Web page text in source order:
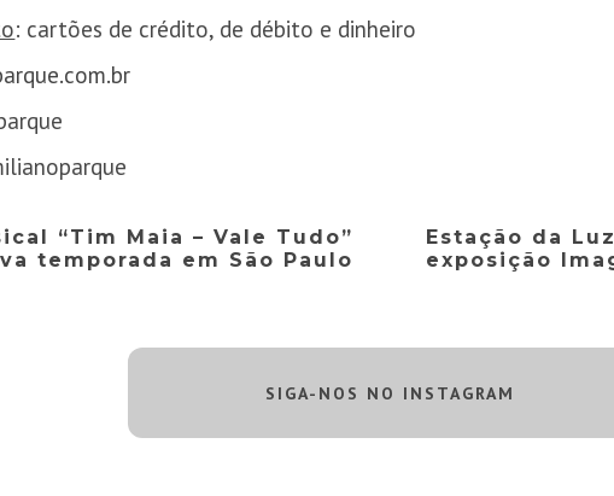
: cartões de crédito, de débito e dinheiro
“Tim Maia – Vale Tudo”
temporada em São Paulo
Estação da
exposição
SIGA-NOS NO INSTAGRAM